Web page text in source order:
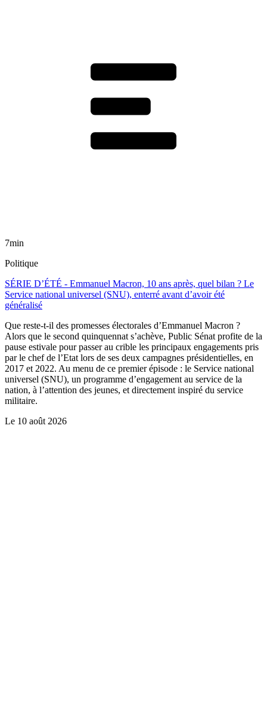
7min
Politique
SÉRIE D’ÉTÉ - Emmanuel Macron, 10 ans après, quel bilan ? Le
Service national universel (SNU), enterré avant d’avoir été
généralisé
Que reste-t-il des promesses électorales d’Emmanuel Macron ?
Alors que le second quinquennat s’achève, Public Sénat profite de la
pause estivale pour passer au crible les principaux engagements pris
par le chef de l’Etat lors de ses deux campagnes présidentielles, en
2017 et 2022. Au menu de ce premier épisode : le Service national
universel (SNU), un programme d’engagement au service de la
nation, à l’attention des jeunes, et directement inspiré du service
militaire.
Le 10 août 2026